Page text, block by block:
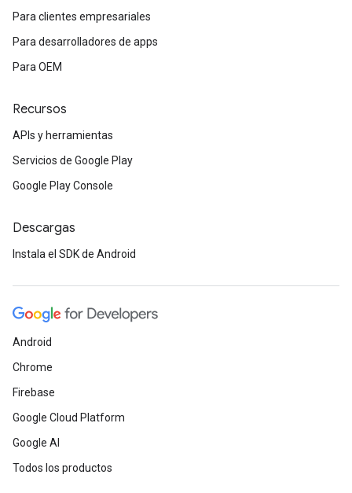
Para clientes empresariales
Para desarrolladores de apps
Para OEM
Recursos
APIs y herramientas
Servicios de Google Play
Google Play Console
Descargas
Instala el SDK de Android
Android
Chrome
Firebase
Google Cloud Platform
Google AI
Todos los productos